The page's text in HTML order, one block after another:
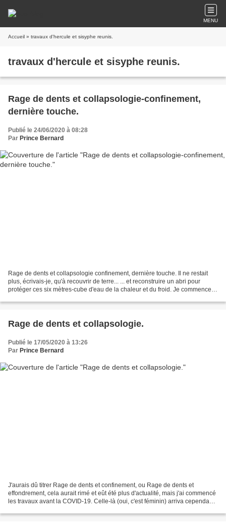
MENU
Accueil » travaux d'hercule et sisyphe reunis.
travaux d'hercule et sisyphe reunis.
Rage de dents et collapsologie-confinement,
dernière touche.
Publié le 24/06/2020 à 08:28
Par Prince Bernard
Rage de dents et collapsologie confinement, dernière touche. Il ne restait
plus, écrivais-je, qu'à recouvrir de terre... ... et reconstruire un abri pour
protéger ces six mètres-cube d'eau de la chaleur et du froid. Je commence
Rage de dents et collapsologie.
Publié le 17/05/2020 à 13:26
Par Prince Bernard
J'aurais dû titrer Rage de dents et confinement, ou Rage de dents et
effondrement, cela aurait rimé et eût été plus d'actualité, mais j'ai commencé
les travaux avant la COVID-19. Celle-là (oui, c'est féminin) arriva cependant